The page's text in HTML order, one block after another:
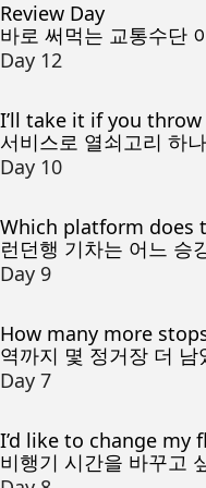
Review Day
바로 써먹는 교통수단
Day 12
I’ll take it if you
서비스로 열쇠고리 하
Day 10
Which platform does
런던행 기차는 어느 승
Day 9
How many more
역까지 몇 정거장 더 남
Day 7
I’d like to change my
비행기 시간을 바꾸고